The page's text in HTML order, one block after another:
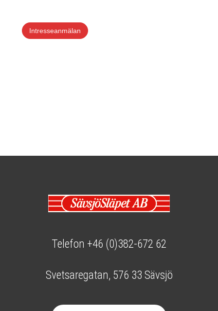
Intresseanmälan
Telefon +46 (0)382-672 62
Svetsaregatan, 576 33 Sävsjö